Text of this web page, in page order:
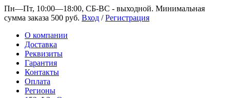
Пн—Пт, 10:00—18:00, СБ-ВС - выходной. Минимальная
сумма заказа 500 руб. Вход /Регистрация
О компании
Доставка
Реквизиты
Гарантия
Контакты
Оплата
Регионы